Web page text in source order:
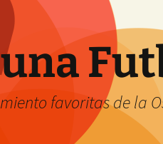
favoritas de la